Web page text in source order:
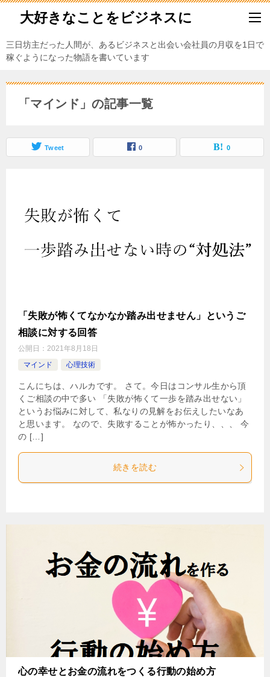
大好きなことをビジネスに
三日坊主だった人間が、あるビジネスと出会い会社員の月収を1日で
稼ぐようになった物語を書いています
「マインド」の記事一覧
Tweet 0 0
「失敗が怖くてなかなか踏み出せません」というご
相談に対する回答
公開日： 2021年8月18日
マインド
心理技術
こんにちは、ハルカです。 さて。今日はコンサル生から頂
くご相談の中で多い 「失敗が怖くて一歩を踏み出せない」
というお悩みに対して、私なりの見解をお伝えしたいなあ
と思います。 なので、失敗することが怖かったり、、、 今
の […]
続きを読む
心の幸せとお金の流れをつくる行動の始め方